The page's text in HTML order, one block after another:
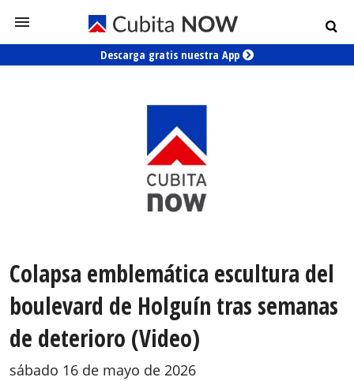
Descarga gratis nuestra App
Colapsa emblemática escultura del
boulevard de Holguín tras semanas
de deterioro (Video)
sábado 16 de mayo de 2026